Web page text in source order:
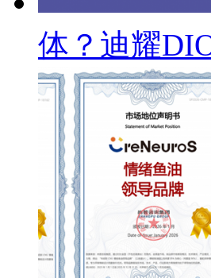
体？迪耀